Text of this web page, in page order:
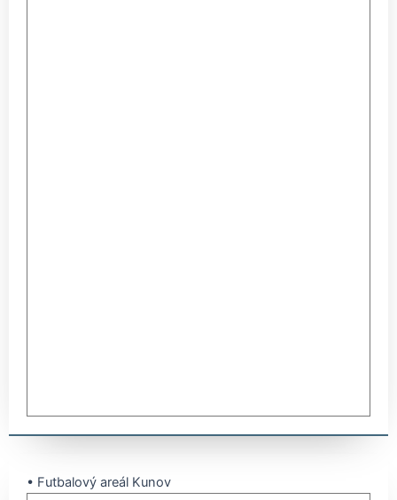
• Futbalový areál Kunov